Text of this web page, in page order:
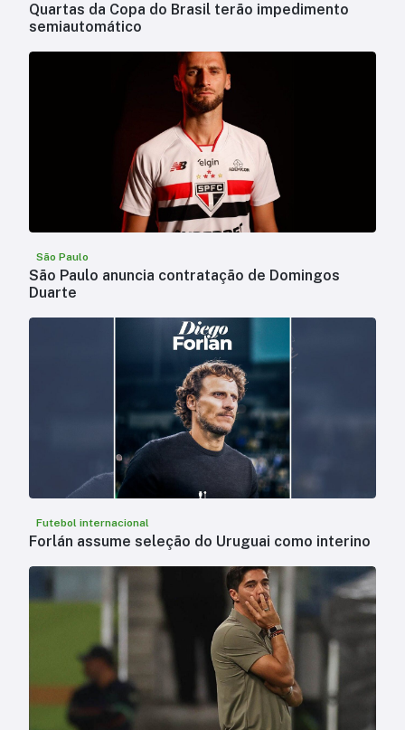
Quartas da Copa do Brasil terão impedimento
semiautomático
São Paulo
São Paulo anuncia contratação de Domingos
Duarte
Futebol internacional
Forlán assume seleção do Uruguai como interino